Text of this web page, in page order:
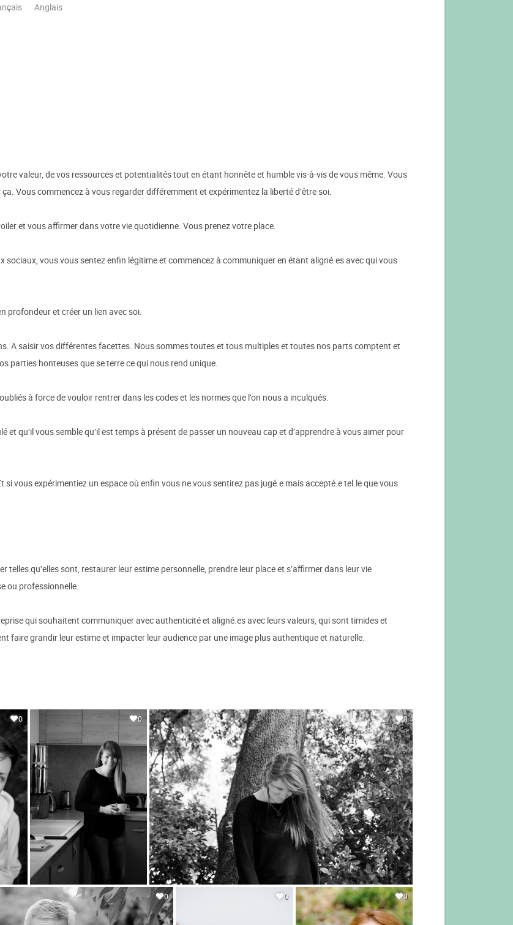
Anglais
valeur, de vos ressources et potentialités tout en étant honnête et humble vis-à-vis de vous même. Vous
Vous commencez à vous regarder différemment et expérimentez la liberté d’être soi.
et vous affirmer dans votre vie quotidienne. Vous prenez votre place.
sociaux, vous vous sentez enfin légitime et commencez à communiquer en étant aligné.es avec qui vous
profondeur et créer un lien avec soi.
A saisir vos différentes facettes. Nous sommes toutes et tous multiples et toutes nos parts comptent et
parties honteuses que se terre ce qui nous rend unique.
à force de vouloir rentrer dans les codes et les normes que l’on nous a inculqués.
qu’il vous semble qu’il est temps à présent de passer un nouveau cap et d’apprendre à vous aimer pour
si vous expérimentiez un espace où enfin vous ne vous sentirez pas jugé.e mais accepté.e tel.le que vous
qu’elles sont, restaurer leur estime personnelle, prendre leur place et s’affirmer dans leur vie
ou professionnelle.
qui souhaitent communiquer avec authenticité et aligné.es avec leurs valeurs, qui sont timides et
faire grandir leur estime et impacter leur audience par une image plus authentique et naturelle.
0 0 0
0 0 0